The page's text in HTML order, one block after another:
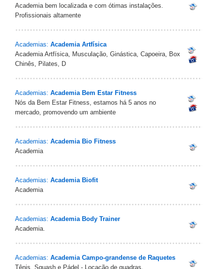
Academia bem localizada e com ótimas instalações.
Profissionais altamente
Academias: Academia Artfísica
Academia Artfísica, Musculação, Ginástica, Capoeira, Box
Chinês, Pilates, D
Academias: Academia Bem Estar Fitness
Nós da Bem Estar Fitness, estamos há 5 anos no
mercado, promovendo um ambiente
Academias: Academia Bio Fitness
Academia
Academias: Academia Biofit
Academia
Academias: Academia Body Trainer
Academia.
Academias: Academia Campo-grandense de Raquetes
Tênis, Squash e Pádel - Locação de quadras.